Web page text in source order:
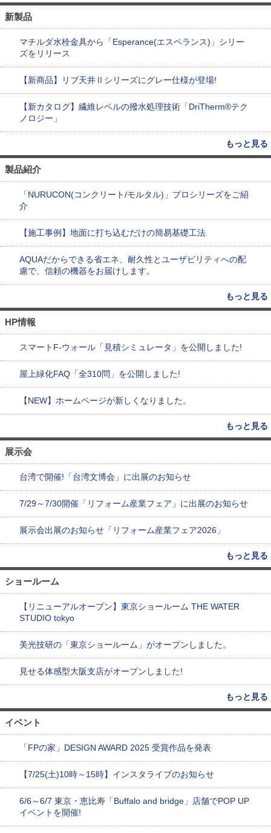
新製品
マチルダ水栓金具から「Esperance(エスペランス)」シリー
ズをリリース
【新商品】リブ天井Ⅱシリーズにグレー仕様が登場!
【新カタログ】繊維レベルの撥水処理技術「DriTherm®テク
ノロジー」
もっと見る
製品紹介
「NURUCON(コンクリート/モルタル)」プロシリーズをご紹
介
【施工事例】地面に打ち込むだけの簡易基礎工法
AQUAだからできる省エネ、耐久性とユーザビリティへの配
慮で、信頼の機器をお届けします。
もっと見る
HP情報
スマートF-ウォール「見積シミュレータ」を公開しました!
屋上緑化FAQ「全310問」を公開しました!
【NEW】ホームページが新しくなりました。
もっと見る
展示会
台湾で開催!「台湾文博会」に出展のお知らせ
7/29～7/30開催「リフォーム産業フェア」に出展のお知らせ
展示会出展のお知らせ「リフォーム産業フェア2026」
もっと見る
ショールーム
【リニューアルオープン】東京ショールーム THE WATER
STUDIO tokyo
美光技研の「東京ショールーム」がオープンしました。
見せる体感型大阪支店がオープンしました!
もっと見る
イベント
「FPの家」DESIGN AWARD 2025 受賞作品を発表
【7/25(土)10時～15時】インスタライブのお知らせ
6/6～6/7 東京・恵比寿「Buffalo and bridge」店舗でPOP UP
イベントを開催!